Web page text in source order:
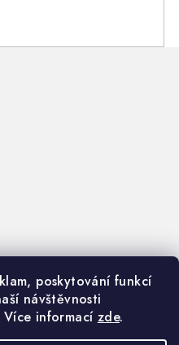
poskytování funkcí
návštěvnosti
Více informací zde.